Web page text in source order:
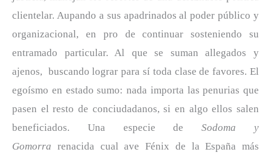
clientelar. Aupando a sus apadrinados al poder público y
organizacional, en pro de continuar sosteniendo su
entramado particular. Al que se suman allegados y
ajenos, buscando lograr para sí toda clase de favores. El
egoísmo en estado sumo: nada importa las penurias que
pasen el resto de conciudadanos, si en algo ellos salen
beneficiados. Una especie deSodoma y
Gomorra renacida cual ave Fénix de la España más